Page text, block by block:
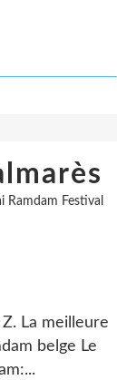
Ramdam Festival
La meilleure
belge Le